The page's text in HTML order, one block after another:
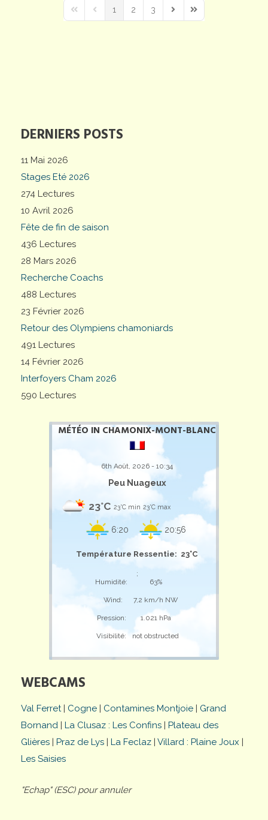
DERNIERS POSTS
11 Mai 2026
Stages Eté 2026
274 Lectures
10 Avril 2026
Fête de fin de saison
436 Lectures
28 Mars 2026
Recherche Coachs
488 Lectures
23 Février 2026
Retour des Olympiens chamoniards
491 Lectures
14 Février 2026
Interfoyers Cham 2026
590 Lectures
MÉTÉO IN CHAMONIX-MONT-BLANC
6th Août, 2026 - 10:34
Peu Nuageux
23°C 23°C min 23°C max
6:20 20:56
Température Ressentie: 23°C
;
Humidité:
63%
Wind: 7,2 km/h NW
Pression: 1.021 hPa
Visibilité: not obstructed
WEBCAMS
Val Ferret| Cogne | Contamines Montjoie | Grand
Bornand | La Clusaz : Les Confins | Plateau des
Glières | Praz de Lys | La Feclaz | Villard : Plaine Joux |
Les Saisies
"Echap" (ESC) pour annuler
First PagePrevious Page
1 2 3
Next PageLast Page